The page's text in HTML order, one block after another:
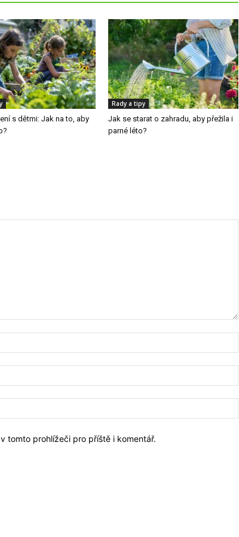
s dětmi: Jak na to, aby
Rady a tipy
Jak se starat o zahradu, aby přežila i
parné léto?
tomto prohlížeči pro příště i komentář.